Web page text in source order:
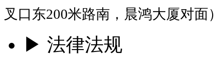
叉口东200米路南，晨鸿大厦对面
▶ 法律法规